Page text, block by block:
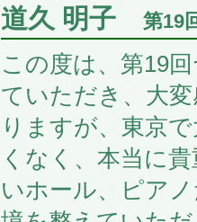
道久 明子 第19
この度は、第19
ていただき、大
りますが、東京
くなく、本当に
いホール、ピア